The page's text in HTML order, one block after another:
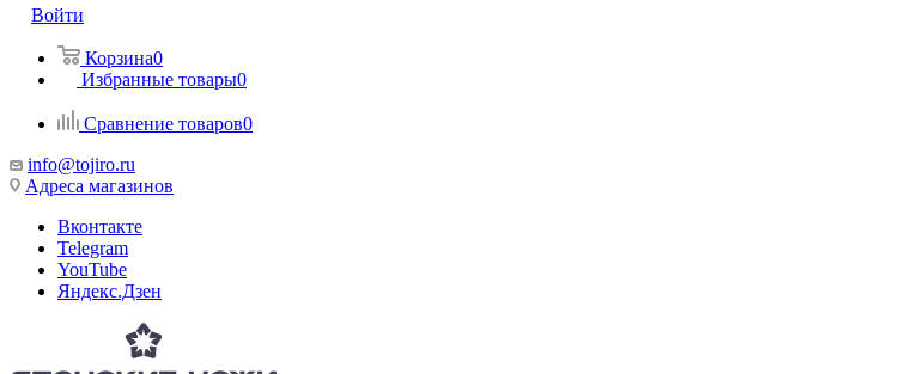
Войти
Корзина0
Избранные товары0
Сравнение товаров0
info@tojiro.ru
Адреса магазинов
Вконтакте
Telegram
YouTube
Яндекс.Дзен